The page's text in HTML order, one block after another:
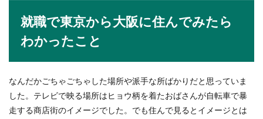
就職で東京から大阪に住んでみたら
わかったこと
なんだかごちゃごちゃした場所や派手な所ばかりだと思っていま
した。テレビで映る場所はヒョウ柄を着たおばさんが自転車で暴
走する商店街のイメージでした。でも住んで見るとイメージとは